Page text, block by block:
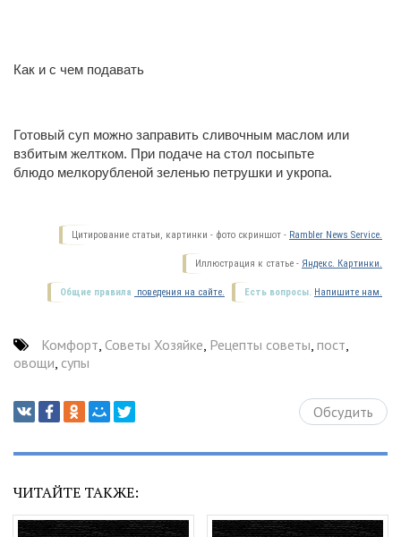
Как и с чем подавать
Готовый суп можно заправить сливочным ма­слом или
взбитым желтком. При подаче на стол посыпьте
блюдо мел­корубленой зеленью петрушки и укропа.
Цитирование статьи, картинки - фото скриншот - Rambler News Service.
Иллюстрация к статье - Яндекс. Картинки.
Есть вопросы. Напишите нам.
Общие правила поведения на сайте.
Комфорт, Советы Хозяйке, Рецепты советы, пост,
овощи, супы
Обсудить
ЧИТАЙТЕ ТАКЖЕ: